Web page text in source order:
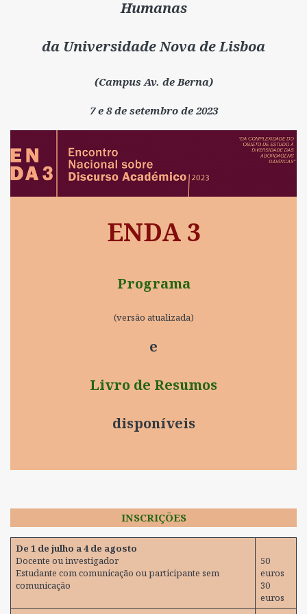
Humanas
da Universidade Nova de Lisboa
(Campus Av. de Berna)
7 e 8 de setembro de 2023
ENDA 3
Programa
(versão atualizada)
e
Livro de Resumos
disponíveis
INSCRIÇÕES
De 1 de julho a 4 de agosto
Docente ou investigador
Estudante com comunicação ou participante sem
comunicação
50
euros
30
euros